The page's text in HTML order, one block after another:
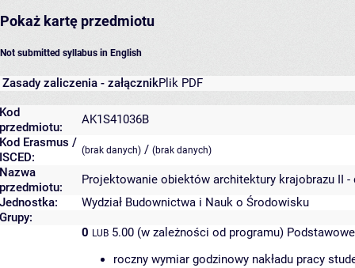
Pokaż kartę przedmiotu
Not submitted syllabus in English
Zasady zaliczenia - załącznikPlik PDF
Kod
przedmiotu:
AK1S41036B
Kod Erasmus /
ISCED:
(brak danych) / (brak danych)
Nazwa
przedmiotu:
Projektowanie obiektów architektury krajobrazu II -
Jednostka:
Wydział Budownictwa i Nauk o Środowisku
Grupy:
0 LUB 5.00 (w zależności od programu)
roczny wymiar godzinowy nakładu pracy